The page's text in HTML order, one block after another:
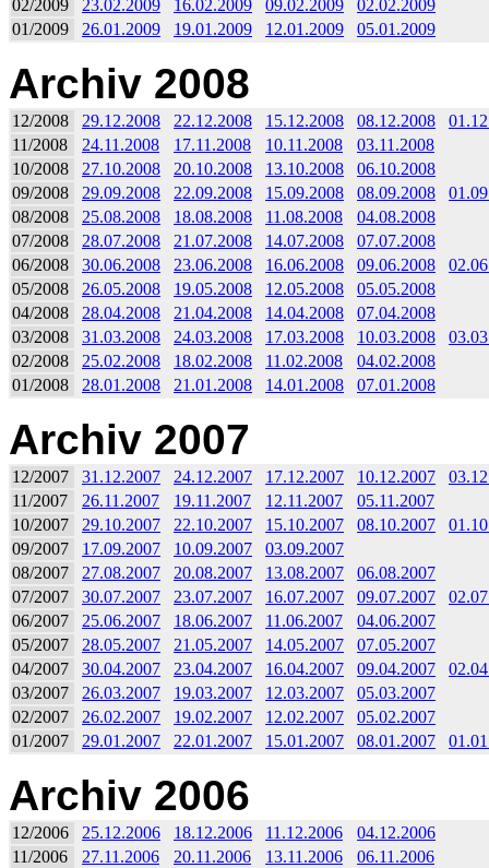
02/2009 23.02.2009 16.02.2009 09.02.2009
02.02.2009
01/2009
26.01.2009 19.01.2009 12.01.2009 05.01.2009
Archiv 2008
12/2008 29.12.2008 22.12.2008 15.12.2008 08.12.2008
11/2008
24.11.2008 17.11.2008 10.11.2008
03.11.2008
10/2008
27.10.2008 20.10.2008 13.10.2008
06.10.2008
09/2008
29.09.2008 22.09.2008 15.09.2008 08.09.2008
08/2008
25.08.2008 18.08.2008 11.08.2008
04.08.2008
07/2008
28.07.2008 21.07.2008 14.07.2008
07.07.2008
06/2008
30.06.2008 23.06.2008 16.06.2008 09.06.2008
05/2008
26.05.2008 19.05.2008 12.05.2008
05.05.2008
04/2008
28.04.2008 21.04.2008 14.04.2008
07.04.2008
03/2008
31.03.2008 24.03.2008 17.03.2008 10.03.2008
02/2008
25.02.2008 18.02.2008 11.02.2008
04.02.2008
01/2008
28.01.2008 21.01.2008 14.01.2008 07.01.2008
Archiv 2007
12/2007 31.12.2007 24.12.2007 17.12.2007 10.12.2007
11/2007
26.11.2007 19.11.2007 12.11.2007
05.11.2007
10/2007
29.10.2007 22.10.2007 15.10.2007 08.10.2007
09/2007
17.09.2007 10.09.2007
03.09.2007
08/2007
27.08.2007 20.08.2007 13.08.2007
06.08.2007
07/2007
30.07.2007 23.07.2007 16.07.2007 09.07.2007
06/2007
25.06.2007 18.06.2007 11.06.2007
04.06.2007
05/2007
28.05.2007 21.05.2007 14.05.2007
07.05.2007
04/2007
30.04.2007 23.04.2007 16.04.2007 09.04.2007
03/2007
26.03.2007 19.03.2007 12.03.2007
05.03.2007
02/2007
26.02.2007 19.02.2007 12.02.2007
05.02.2007
01/2007
29.01.2007 22.01.2007 15.01.2007 08.01.2007
Archiv 2006
12/2006 25.12.2006 18.12.2006 11.12.2006
04.12.2006
11/2006
27.11.2006 20.11.2006 13.11.2006
06.11.2006